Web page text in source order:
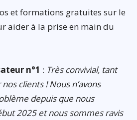
et formations gratuites sur le
aider à la prise en main du
n°1 : Très convivial, tant
clients ! Nous n’avons
depuis que nous
2025 et nous sommes ravis